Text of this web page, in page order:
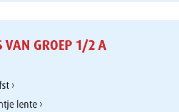
VAN GROEP 1/2 A
›
lente ›